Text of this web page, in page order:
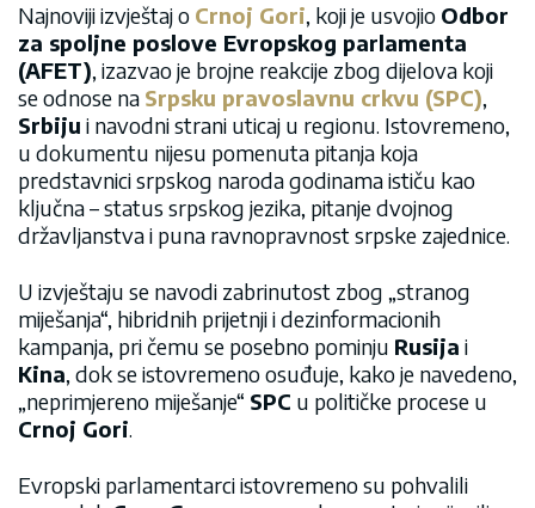
Najnoviji izvještaj o Crnoj Gori, koji je usvojio Odbor
za spoljne poslove Evropskog parlamenta
(AFET), izazvao je brojne reakcije zbog dijelova koji
se odnose na Srpsku pravoslavnu crkvu (SPC),
Srbiju i navodni strani uticaj u regionu. Istovremeno,
u dokumentu nijesu pomenuta pitanja koja
predstavnici srpskog naroda godinama ističu kao
ključna – status srpskog jezika, pitanje dvojnog
državljanstva i puna ravnopravnost srpske zajednice.
U izvještaju se navodi zabrinutost zbog „stranog
miješanja“, hibridnih prijetnji i dezinformacionih
kampanja, pri čemu se posebno pominju Rusija i
Kina, dok se istovremeno osuđuje, kako je navedeno,
„neprimjereno miješanje“ SPC u političke procese u
Crnoj Gori.
Evropski parlamentarci istovremeno su pohvalili